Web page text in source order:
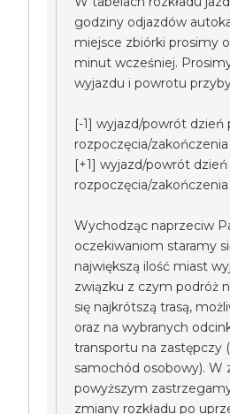
godziny odjazdów
miejsce zbiórki prosimy
minut wcześniej.
wyjazdu i powrotu
[-1] wyjazd/powrót dzień
rozpoczęcia/
[+1] wyjazd/powrót
rozpoczęcia/
Wychodząc naprzeciw
oczekiwaniom staramy
największą ilość miast
związku z czym podróż
się najkrótszą trasą,
oraz na wybranych
transportu na zastępczy
samochód osobowy). W
powyższym
zmiany rozkładu po